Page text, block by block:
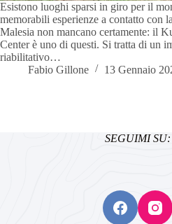
Esistono luoghi sparsi in giro per il
memorabili esperienze a contatto con
Malesia non mancano certamente: il
Center è uno di questi. Si tratta di un
riabilitativo…
Fabio Gillone
13 Gennaio
SEGUIMI SU: